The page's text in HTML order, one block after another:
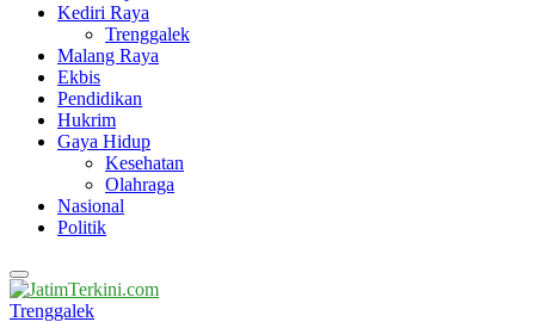
Kediri Raya
Trenggalek
Malang Raya
Ekbis
Pendidikan
Hukrim
Gaya Hidup
Kesehatan
Olahraga
Nasional
Politik
Primary
Menu
Trenggalek